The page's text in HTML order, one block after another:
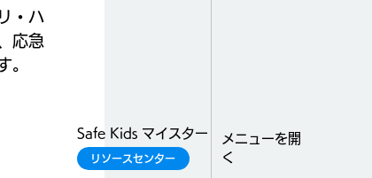
Safe Kids マイスター
リソースセンター
​メニューを開
く
・ハ
応急
。